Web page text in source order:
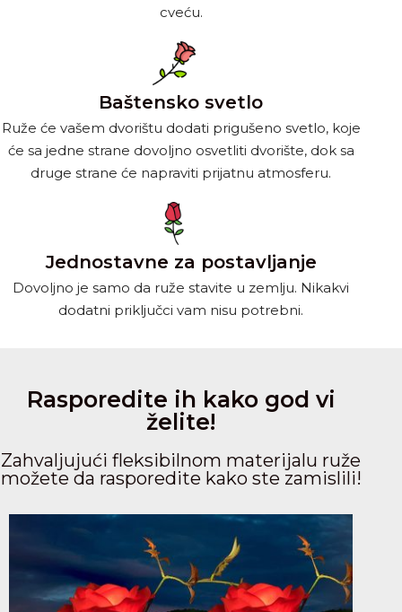
cveću.
Baštensko svetlo
Ruže će vašem dvorištu dodati prigušeno svetlo, koje
će sa jedne strane dovoljno osvetliti dvorište, dok sa
druge strane će napraviti prijatnu atmosferu.
Jednostavne za postavljanje
Dovoljno je samo da ruže stavite u zemlju. Nikakvi
dodatni priključci vam nisu potrebni.
Rasporedite ih kako god vi
želite!
Zahvaljujući fleksibilnom materijalu ruže
možete da rasporedite kako ste zamislili!